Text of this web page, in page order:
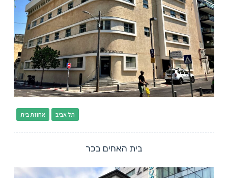
אחוזת בית תל אביב
בית האחים בכר